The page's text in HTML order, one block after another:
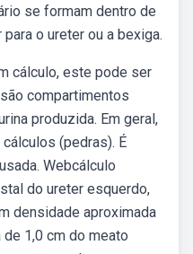
se formam dentro de
o ureter ou a bexiga.
cálculo, este pode ser
compartimentos
produzida. Em geral,
(pedras). É
Webcálculo
do ureter esquerdo,
densidade aproximada
1,0 cm do meato